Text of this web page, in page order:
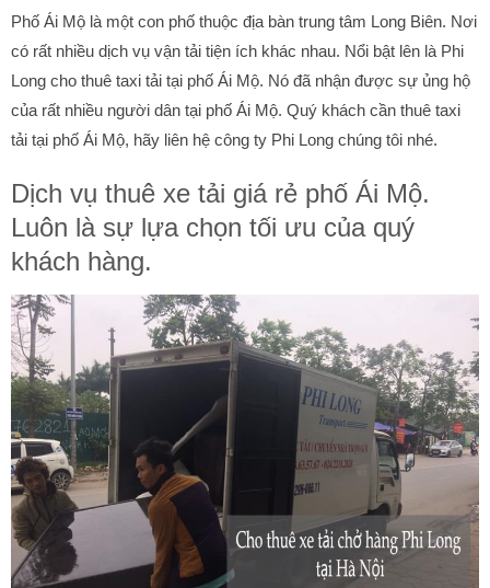
Phố Ái Mộ là một con phố thuộc địa bàn trung tâm Long Biên. Nơi
có rất nhiều dịch vụ vận tải tiện ích khác nhau. Nổi bật lên là Phi
Long cho thuê taxi tải tại phố Ái Mộ. Nó đã nhận được sự ủng hộ
của rất nhiều người dân tại phố Ái Mộ. Quý khách cần thuê taxi
tải tại phố Ái Mộ, hãy liên hệ công ty Phi Long chúng tôi nhé.
Dịch vụ thuê xe tải giá rẻ phố Ái Mộ.
Luôn là sự lựa chọn tối ưu của quý
khách hàng.